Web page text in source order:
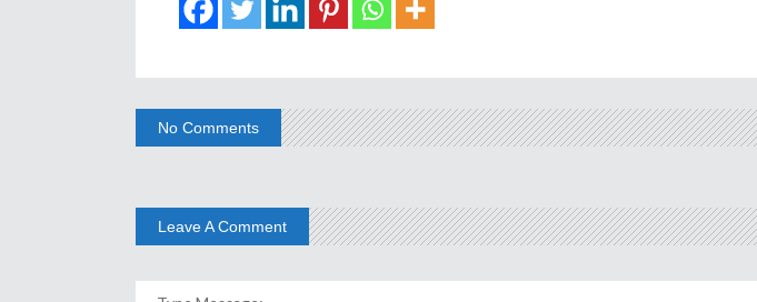
No Comments
Leave A Comment